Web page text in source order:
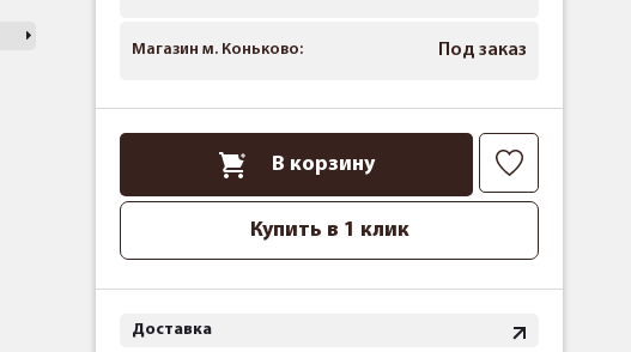
Магазин м. Коньково: Под заказ
В корзину
Купить в 1 клик
Доставка